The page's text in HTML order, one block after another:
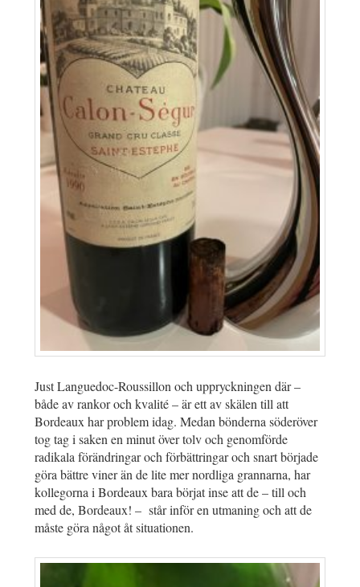
Just Languedoc-Roussillon och uppryckningen där –
både av rankor och kvalité – är ett av skälen till att
Bordeaux har problem idag. Medan bönderna söderöver
tog tag i saken en minut över tolv och genomförde
radikala förändringar och förbättringar och snart började
göra bättre viner än de lite mer nordliga grannarna, har
kollegorna i Bordeaux bara börjat inse att de – till och
med de, Bordeaux! – står inför en utmaning och att de
måste göra något åt situationen.